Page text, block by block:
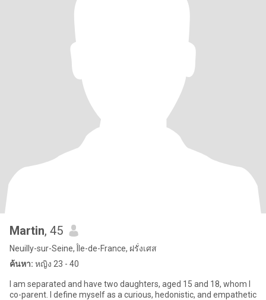
Martin, 45
Neuilly-sur-Seine, Île-de-France, ฝรั่งเศส
ค้นหา: หญิง 23 - 40
I am separated and have two daughters, aged 15 and 18, whom I
co-parent. I define myself as a curious, hedonistic, and empathetic